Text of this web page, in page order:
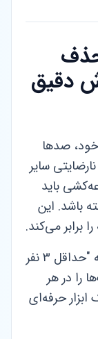
حذف
دقیق
خود، صدها
سایر
باید
باشد. این
برابر می‌کند.
گاهی اوقات قانون مسابقه این است که "حداقل ۳ نفر
را در هر
حرفه‌ای